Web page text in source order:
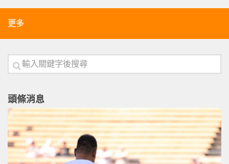
更多
頭條消息